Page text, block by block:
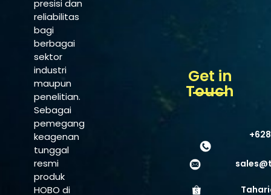
presisi dan
reliabilitas
bagi
berbagai
sektor
industri
maupun
penelitian.
Sebagai
pemegang
keagenan
tunggal
resmi
produk
HOBO di
Get in
Touch